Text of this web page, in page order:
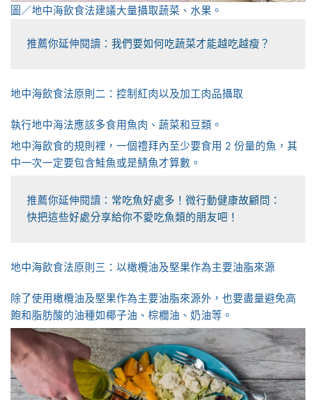
圖／地中海飲食法建議大量攝取蔬菜、水果。
推薦你延伸閱讀：我們要如何吃蔬菜才能越吃越瘦？
地中海飲食法原則二：控制紅肉以及加工肉品攝取
執行地中海法應該多食用魚肉、蔬菜和豆類。
地中海飲食的規則裡，一個禮拜內至少要食用 2 份量的魚，其
中一次一定要包含鮭魚或是鯖魚才算數。
推薦你延伸閱讀： 常吃魚好處多！微行動健康故顧問：
快把這些好處分享給你不愛吃魚類的朋友吧！
地中海飲食法原則三：以橄欖油及堅果作為主要油脂來源
除了使用橄欖油及堅果作為主要油脂來源外，也要盡量避免高
飽和脂肪酸的油種如椰子油、棕櫚油、奶油等。